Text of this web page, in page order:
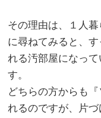
その理由は、１人
に尋ねてみると、
れる汚部屋になっ
す。
どちらの方からも
れるのですが、片